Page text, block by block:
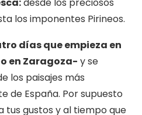
los imponentes Pirineos.
días que empieza en
en Zaragoza- y se
los paisajes más
de España. Por supuesto
tus gustos y al tiempo que